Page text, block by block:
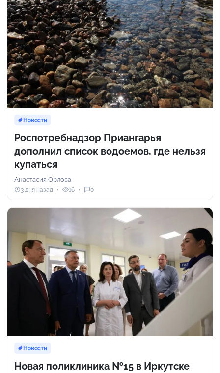
Новости
Роспотребнадзор Приангарья
дополнил список водоемов, где нельзя
купаться
Анастасия Орлова
3 дня назад 16 0
Новости
Новая поликлиника №15 в Иркутске